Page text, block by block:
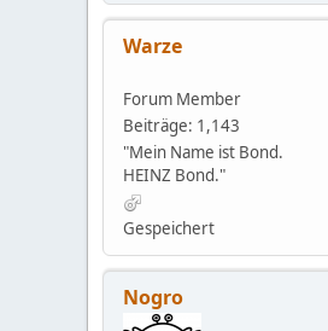
Warze
Forum Member
Beiträge: 1,143
"Mein Name ist Bond.
HEINZ Bond."
Gespeichert
Nogro